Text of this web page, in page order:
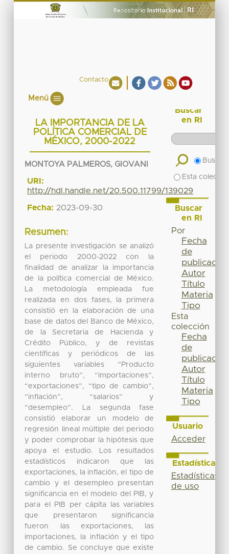
Contacto
Menú
LA IMPORTANCIA DE LA
POLÍTICA COMERCIAL DE
MÉXICO, 2000-2022
MONTOYA PALMEROS, GIOVANI
URI:
http://hdl.handle.net/20.500.11799/139029
Fecha: 2023-09-30
Resumen:
La presente investigación se analizó
el periodo 2000-2022 con la
finalidad de analizar la importancia
de la política comercial de México.
La metodología empleada fue
realizada en dos fases, la primera
consistió en la elaboración de una
base de datos del Banco de México,
de la Secretaria de Hacienda y
Crédito Público, y de revistas
científicas y periódicos de las
siguientes variables “Producto
interno bruto”, “importaciones”,
“exportaciones”, “tipo de cambio”,
“inflación”, “salarios” y
“desempleo”. La segunda fase
consistió elaborar un modelo de
regresión lineal múltiple del periodo
y poder comprobar la hipótesis que
apoya el estudio. Los resultados
estadísticos indicaron que las
exportaciones, la inflación, el tipo de
cambio y el desempleo presentan
significancia en el modelo del PIB, y
para el PIB per cápita las variables
que presentaron significancia
fueron las exportaciones, las
importaciones, la inflación y el tipo
de cambio. Se concluye que existe
Buscar
en RI
Buscar
Esta
Buscar
en RI
Por
Fecha
de
publicación
Autor
Título
Materia
Tipo
Esta
colección
Fecha
de
publicación
Autor
Título
Materia
Tipo
Usuario
Acceder
Estadísticas
Estadísticas
de uso